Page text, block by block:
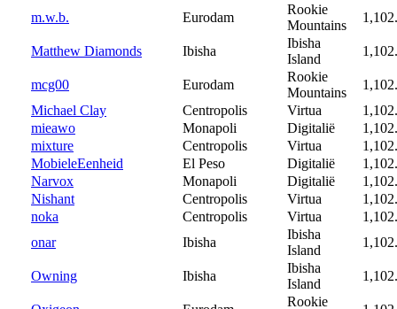
m.w.b.
Eurodam
Rookie
Mountains
Matthew Diamonds Ibisha
Ibisha
Island
mcg00 Eurodam
Rookie
Mountains
Michael Clay
Centropolis Virtua
mieawo
Monapoli Digitalië
mixture
Centropolis Virtua
MobieleEenheid
El Peso Digitalië
Narvox
Monapoli Digitalië
Nishant
Centropolis Virtua
noka
Centropolis Virtua
onar
Ibisha
Ibisha
Island
Owning Ibisha
Ibisha
Island
Rookie